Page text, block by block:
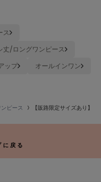
ス
丈/ロングワンピース
ップ オールインワン
ピース
【販路限定サイズあり】
に戻る